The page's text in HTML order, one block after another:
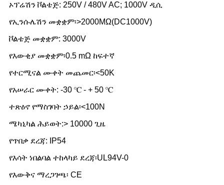
ኦፕሬሽን ቮልቴጅ: 250V / 480V AC; 1000V ዲሲ
የኢንሱሌሽን መቋቋም፡>2000MΩ(DC1000V)
ቮልቴጅ መቋቋም: 3000V
የእውቂያ መቋቋም፡0.5 mΩ ከፍተኛ
የተርሚናል ሙቀት መጨመር፡<50K
የአሠራር ሙቀት: -30 ℃ - + 50 ℃
ተጽዕኖ የማስገባት ኃይል፡<100N
ሜካኒካል ሕይወት:> 10000 ጊዜ
የጥበቃ ደረጃ: IP54
የእሳት ነበልባል ተከላካይ ደረጃ፡UL94V-0
የእውቅና ማረጋገጫ፡ CE